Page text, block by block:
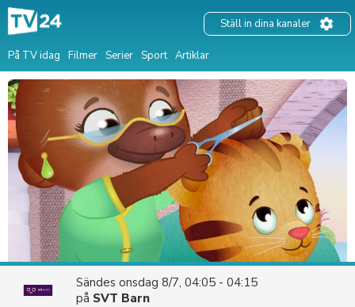
På TV idag Filmer Serier Sport Artiklar
Ställ in dina kanaler
Sändes onsdag 8/7, 04:05 - 04:15
på SVT Barn